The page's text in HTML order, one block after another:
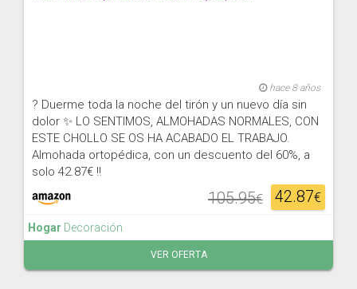
hace 8 años
? Duerme toda la noche del tirón y un nuevo día sin
dolor ✨ LO SENTIMOS, ALMOHADAS NORMALES, CON
ESTE CHOLLO SE OS HA ACABADO EL TRABAJO.
Almohada ortopédica, con un descuento del 60%, a
solo 42.87€ ‼
42.87€
105.95€
Hogar Decoración
VER OFERTA